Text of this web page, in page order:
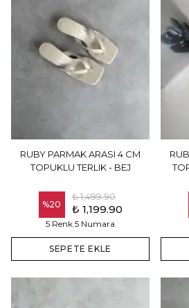
RUBY PARMAK ARASI 4 CM
TOPUKLU TERLIK - BEJ
%20
₺ 1,499.90
₺ 1,199.90
5 Renk 5 Numara
SEPETE EKLE